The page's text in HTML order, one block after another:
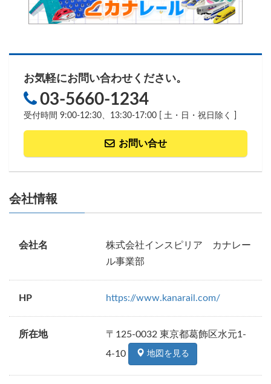
お気軽にお問い合わせください。
03-5660-1234
受付時間 9:00-12:30、13:30-17:00 [ 土・日・祝日除く ]
お問い合せ
会社情報
会社名
株式会社インスピリア カナレー
ル事業部
HP https://www.kanarail.com/
所在地
〒125‐0032 東京都葛飾区水元1‐
4‐10
地図を見る